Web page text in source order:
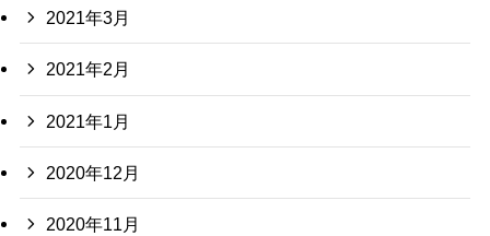
2021年3月
2021年2月
2021年1月
2020年12月
2020年11月